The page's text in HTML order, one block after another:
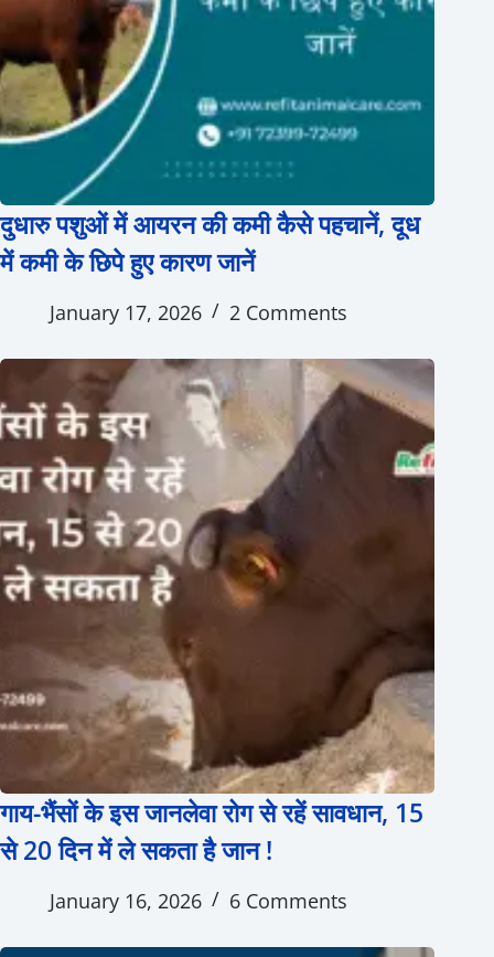
दुधारु पशुओं में आयरन की कमी कैसे पहचानें, दूध
में कमी के छिपे हुए कारण जानें
January 17, 2026 2 Comments
गाय-भैंसों के इस जानलेवा रोग से रहें सावधान, 15
से 20 दिन में ले सकता है जान !
January 16, 2026 6 Comments